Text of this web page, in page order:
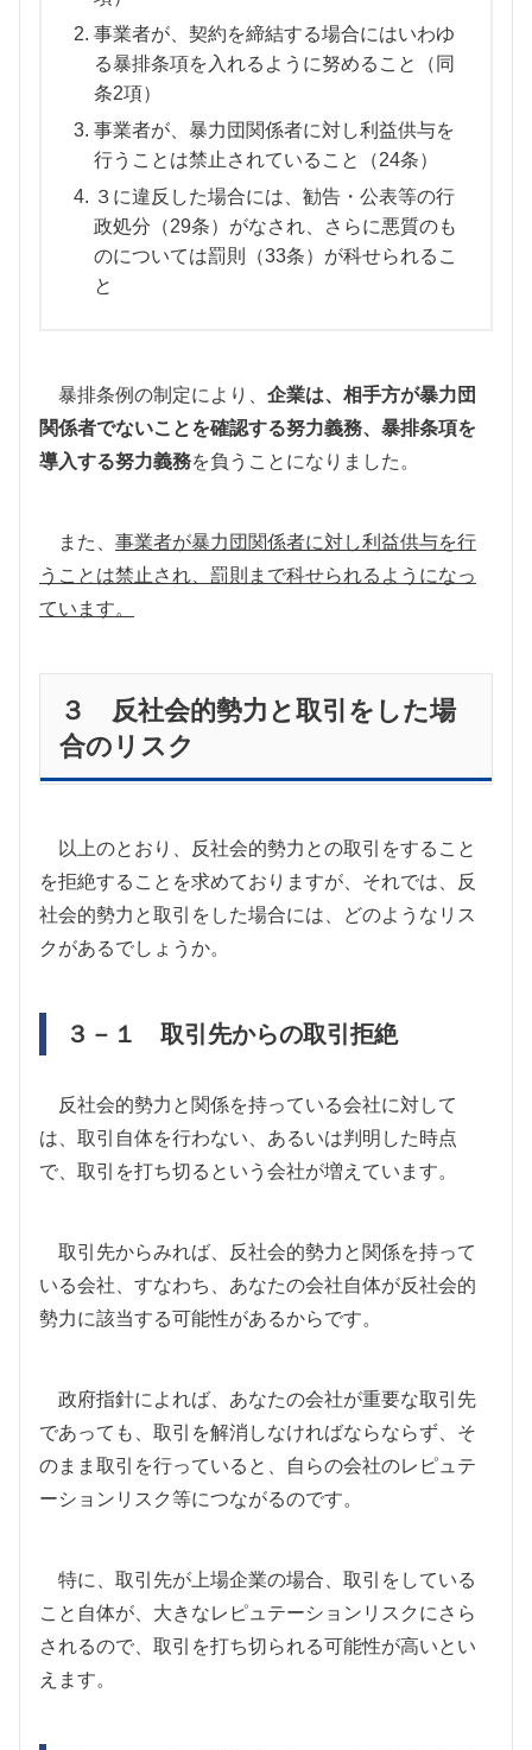
事業者が、契約を締結する場合にはいわゆ
る暴排条項を入れるように努めること（同
条2項）
事業者が、暴力団関係者に対し利益供与を
行うことは禁止されていること（24条）
３に違反した場合には、勧告・公表等の行
政処分（29条）がなされ、さらに悪質のも
のについては罰則（33条）が科せられるこ
と
暴排条例の制定により、 企業は、相手方が暴力団
関係者でないことを確認する努力義務、暴排条項を
導入する努力義務を負うことになりました。
また、 事業者が暴力団関係者に対し利益供与を行
うことは禁止され、罰則まで科せられるようになっ
ています。
３ 反社会的勢力と取引をした場
合のリスク
以上のとおり、反社会的勢力との取引をすること
を拒絶することを求めておりますが、それでは、反
社会的勢力と取引をした場合には、どのようなリス
クがあるでしょうか。
３－１ 取引先からの取引拒絶
反社会的勢力と関係を持っている会社に対して
は、取引自体を行わない、あるいは判明した時点
で、取引を打ち切るという会社が増えています。
取引先からみれば、反社会的勢力と関係を持って
いる会社、すなわち、あなたの会社自体が反社会的
勢力に該当する可能性があるからです。
政府指針によれば、あなたの会社が重要な取引先
であっても、取引を解消しなければならならず、そ
のまま取引を行っていると、自らの会社のレピュテ
ーションリスク等につながるのです。
特に、取引先が上場企業の場合、取引をしている
こと自体が、大きなレピュテーションリスクにさら
されるので、取引を打ち切られる可能性が高いとい
えます。